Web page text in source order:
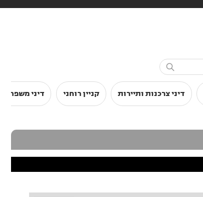

דיני צרכנות ותיירות קניין רוחני דיני משפחה